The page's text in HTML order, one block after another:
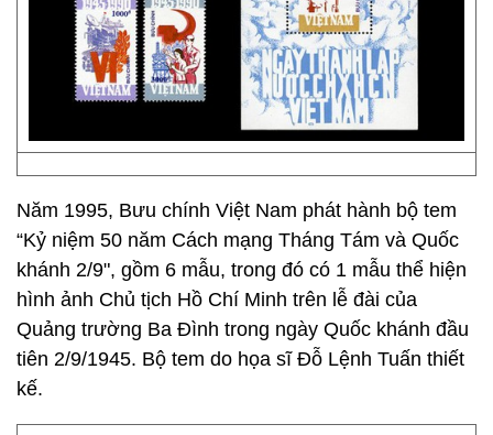
Năm 1995, Bưu chính Việt Nam phát hành bộ tem
“Kỷ niệm 50 năm Cách mạng Tháng Tám và Quốc
khánh 2­/9", gồm 6 mẫu, trong đó có 1 mẫu thể hiện
hình ảnh Chủ tịch Hồ Chí Minh trên lễ đài của
Quảng trường Ba Đình trong ngày Quốc khánh đầu
tiên 2/9/1945. Bộ tem do họa sĩ Đỗ Lệnh Tuấn thiết
kế.